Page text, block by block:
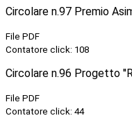
Circolare n.97 Premio
File PDF
Contatore click: 108
Circolare n.96 Progetto
File PDF
Contatore click: 44